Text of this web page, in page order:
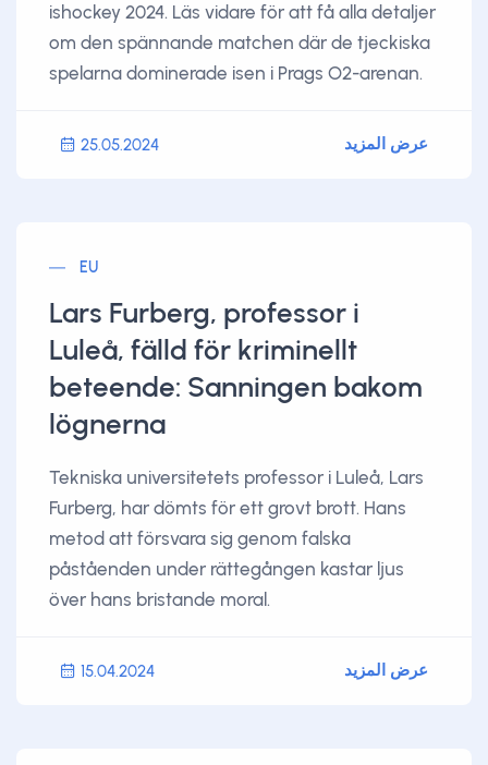
ishockey 2024. Läs vidare för att få alla detaljer
om den spännande matchen där de tjeckiska
spelarna dominerade isen i Prags O2-arenan.
25.05.2024 عرض المزيد
EU
Lars Furberg, professor i
Luleå, fälld för kriminellt
beteende: Sanningen bakom
lögnerna
Tekniska universitetets professor i Luleå, Lars
Furberg, har dömts för ett grovt brott. Hans
metod att försvara sig genom falska
påståenden under rättegången kastar ljus
över hans bristande moral.
15.04.2024 عرض المزيد